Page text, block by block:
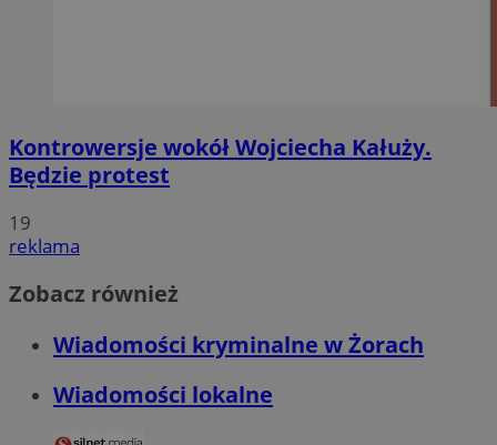
Kontrowersje wokół Wojciecha Kałuży.
Będzie protest
19
reklama
Zobacz również
Wiadomości kryminalne w Żorach
Wiadomości lokalne